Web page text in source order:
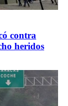
contra
heridos